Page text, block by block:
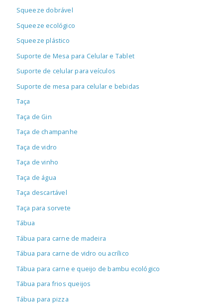
Squeeze dobrável
Squeeze ecológico
Squeeze plástico
Suporte de Mesa para Celular e Tablet
Suporte de celular para veículos
Suporte de mesa para celular e bebidas
Taça
Taça de Gin
Taça de champanhe
Taça de vidro
Taça de vinho
Taça de água
Taça descartável
Taça para sorvete
Tábua
Tábua para carne de madeira
Tábua para carne de vidro ou acrílico
Tábua para carne e queijo de bambu ecológico
Tábua para frios queijos
Tábua para pizza